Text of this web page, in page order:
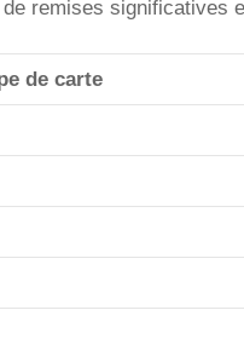
remises significatives
de carte